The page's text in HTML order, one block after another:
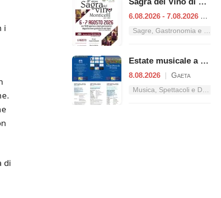
i
di
6.08.2026 - 7.08.2026 |
Sagre, Gastronomia e Tradizioni nel Lazio
Estate musicale a Gaeta
8.08.2026 | Gaeta
Musica, Spettacoli e Danza nel Lazio